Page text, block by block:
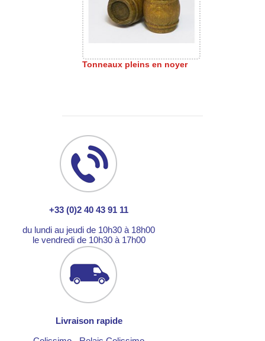
Tonneaux pleins en noyer
+33 (0)2 40 43 91 11
du lundi au jeudi de 10h30 à 18h00
le vendredi de 10h30 à 17h00
Livraison rapide